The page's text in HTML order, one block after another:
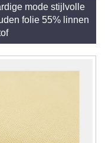
mode stijlvolle
folie 55% linnen